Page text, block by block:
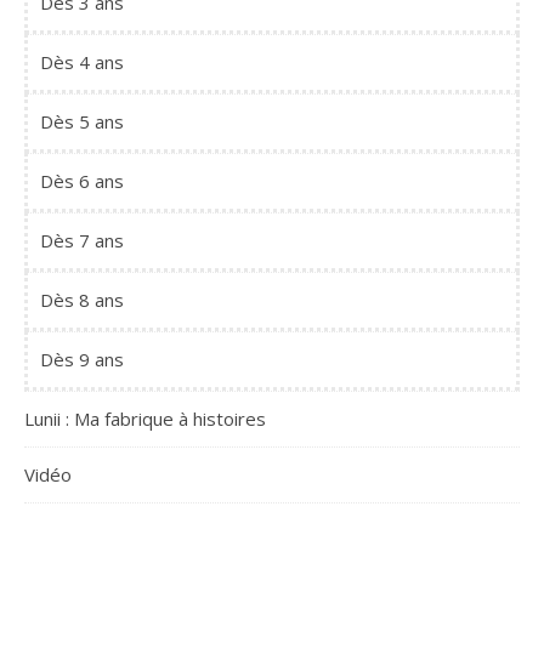
Dès 4 ans
Dès 5 ans
Dès 6 ans
Dès 7 ans
Dès 8 ans
Dès 9 ans
Lunii : Ma fabrique à histoires
Vidéo